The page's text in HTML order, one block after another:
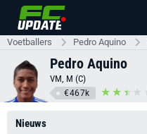
Voetballers Pedro Aquino
Pedro Aquino
VM, M (C)
€467k
Nieuws